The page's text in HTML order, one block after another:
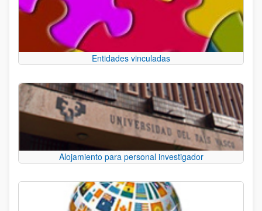
Entidades vinculadas
Alojamiento para personal investigador